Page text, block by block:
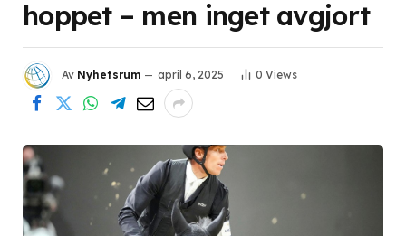
hoppet – men inget avgjort
Av Nyhetsrum april 6, 2025 0 Views